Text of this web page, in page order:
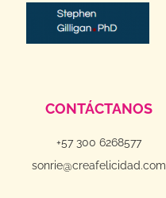
CONTÁCTANOS
+57 300 6268577
sonrie@creafelicidad.com